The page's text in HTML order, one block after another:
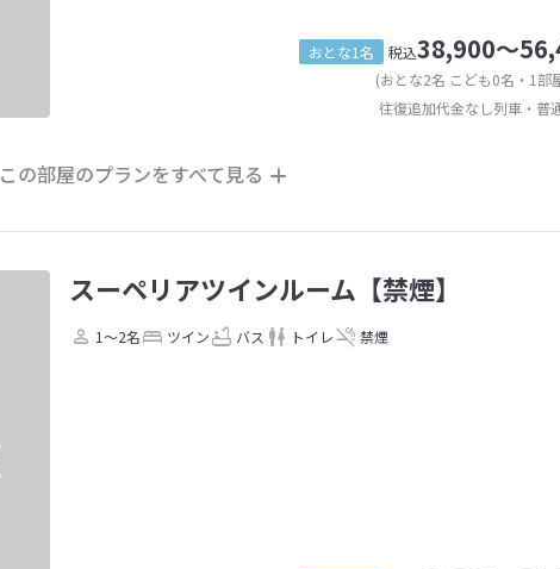
おとな1名 税込38,900～
(おとな2名 こども0名・1部
往復追加代金なし列車・普
この部屋のプランをすべて見る
スーペリアツインルーム【禁煙】
1～2名 ツイン バス トイレ 禁煙